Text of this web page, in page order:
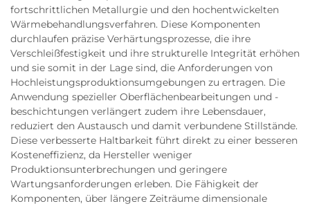
fortschrittlichen Metallurgie und den hochentwickelten
Wärmebehandlungsverfahren. Diese Komponenten
durchlaufen präzise Verhärtungsprozesse, die ihre
Verschleißfestigkeit und ihre strukturelle Integrität erhöhen
und sie somit in der Lage sind, die Anforderungen von
Hochleistungsproduktionsumgebungen zu ertragen. Die
Anwendung spezieller Oberflächenbearbeitungen und -
beschichtungen verlängert zudem ihre Lebensdauer,
reduziert den Austausch und damit verbundene Stillstände.
Diese verbesserte Haltbarkeit führt direkt zu einer besseren
Kosteneffizienz, da Hersteller weniger
Produktionsunterbrechungen und geringere
Wartungsanforderungen erleben. Die Fähigkeit der
Komponenten, über längere Zeiträume dimensionale